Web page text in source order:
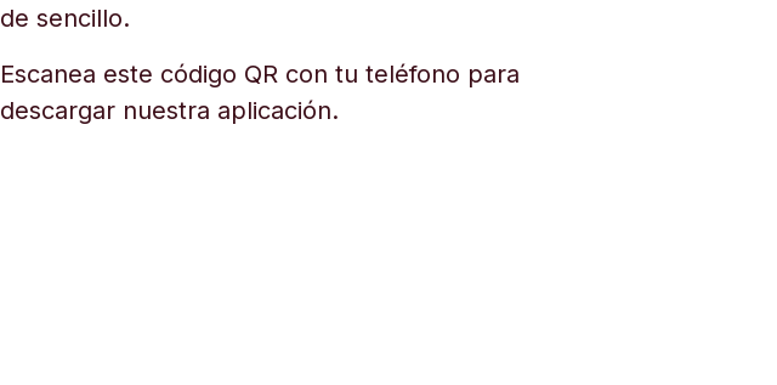
de sencillo.
Escanea este código QR con tu teléfono para
descargar nuestra aplicación.